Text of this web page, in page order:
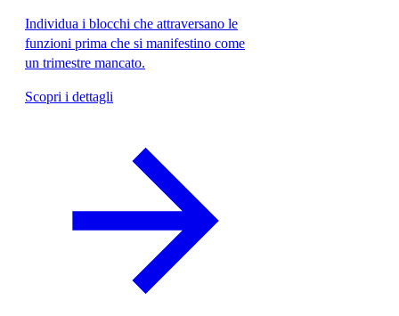
Individua i blocchi che attraversano le
funzioni prima che si manifestino come
un trimestre mancato.
Scopri i dettagli